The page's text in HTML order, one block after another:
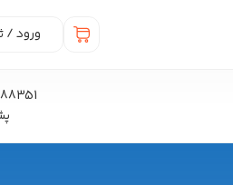
ورود /